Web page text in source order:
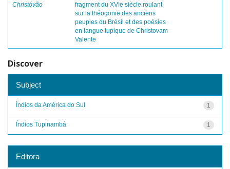
Christóvão
fragment du XVIe siècle roulant
sur la théogonie des anciens
peuples du Brésil et des poésies
en langue tupique de Christovam
Valente
Discover
Subject
1
Índios da América do Sul
1
Índios Tupinambá
Editora